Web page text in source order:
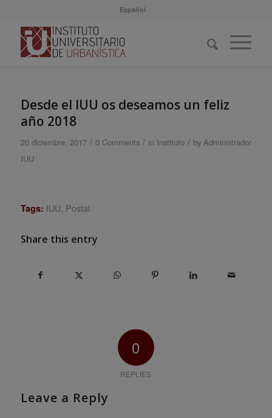
Español
Desde el IUU os deseamos un feliz
año 2018
20 diciembre, 2017 / 0 Comments / in Instituto / by Administrador
IUU
Tags: IUU Postal
Share this entry
0
REPLIES
Leave a Reply